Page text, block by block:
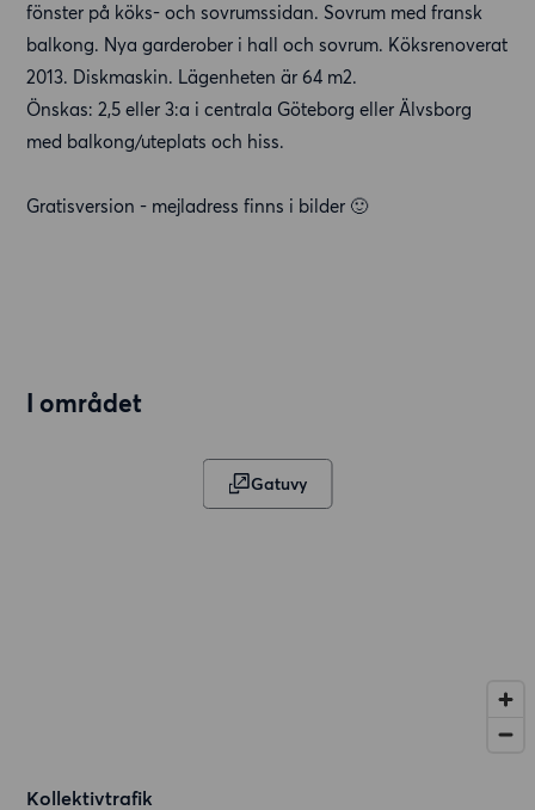
fönster på köks- och sovrumssidan. Sovrum med fransk
balkong. Nya garderober i hall och sovrum. Köksrenoverat
2013. Diskmaskin. Lägenheten är 64 m2.
Önskas: 2,5 eller 3:a i centrala Göteborg eller Älvsborg
med balkong/uteplats och hiss.
Gratisversion - mejladress finns i bilder 🙂
I området
Gatuvy
Kollektivtrafik